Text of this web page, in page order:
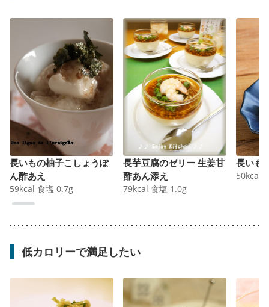
長いもの柚子こしょうぽ
ん酢あえ
59kcal 食塩 0.7g
長芋豆腐のゼリー 生姜甘
酢あん添え
79kcal 食塩 1.0g
長いも
50kcal
低カロリーで満足したい